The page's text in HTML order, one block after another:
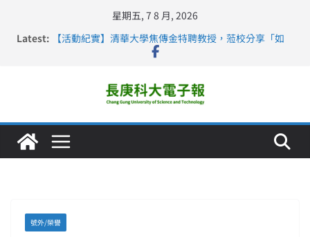
星期五, 7 8 月, 2026
Latest:
長庚科大護理系勇奪2026羅馬尼亞歐洲盃國際發明展雙
金牌暨雙特別獎 AI智慧照護與護理教育創新獲國際肯定
【活動紀實】清華大學焦傳金特聘教授，蒞校分享「如
仁德醫專與長庚科大締結策略聯盟 培育護理尖兵
長庚科大連四年穩居《遠見》醫學大學第5名 辦學實力再
深化永續醫療 長庚科大攜菲、印頂尖大學跨國合作
號外/榮譽